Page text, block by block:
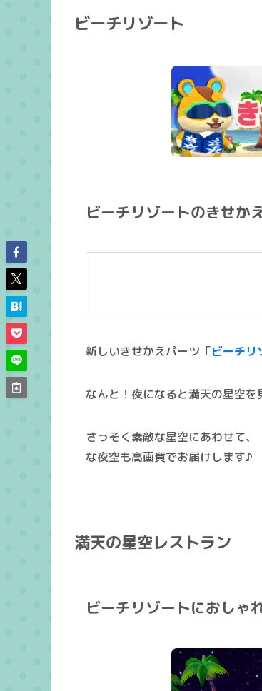
ビーチリゾート
ビーチリゾートのきせか
新しいきせかえパーツ「ビーチリ
なんと！ 夜になると満天の星空を
さっそく素敵な星空にあわせて、
な夜空も高画質でお届けします♪
満天の星空レストラン
ビーチリゾートにおしゃ